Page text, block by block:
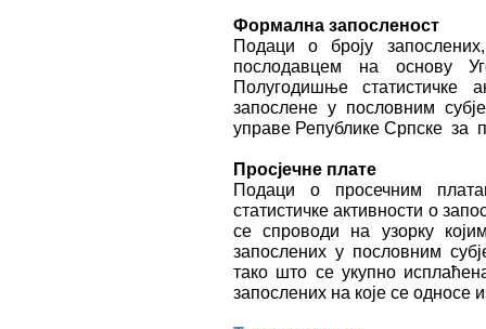
Формална запосленост
Подаци о броју
послодавцем на основу
Полугодишње
запослене у пословним
управе Републике Српске за
Просјечне плате
Подаци о просечним
статистичке активности о
се спроводи на узорку
запослених у пословним
тако што се укупно
запослених на које се односе